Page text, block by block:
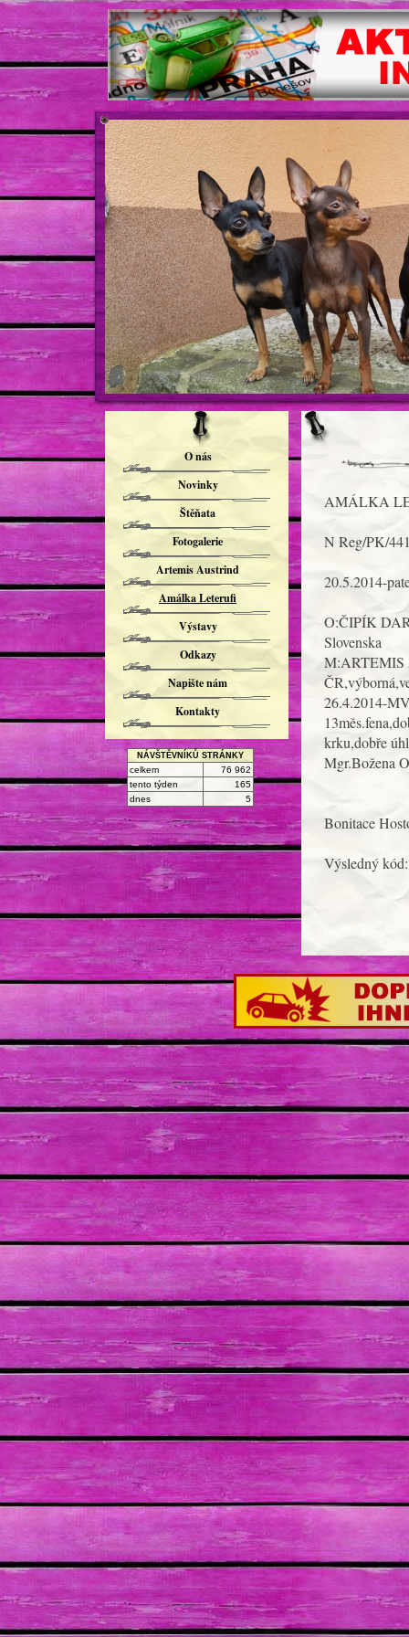
AMÁLKA
N Reg/PK/
20.5.2014-
O:ČIPÍK
Slovenska
M:ARTEMIS
26.4.2014-
krku,dobře
Mgr.Božena
Bonitace
Výsledný
O nás
Novinky
Štěňata
Fotogalerie
Artemis Austrind
Amálka Leterufi
Výstavy
Odkazy
Napište nám
Kontakty
NÁVŠTĚVNÍKŮ STRÁNKY
celkem
76 962
tento týden
165
dnes
5